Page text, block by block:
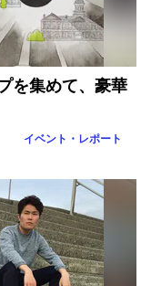
を集めて、豪華
イベント・レポート